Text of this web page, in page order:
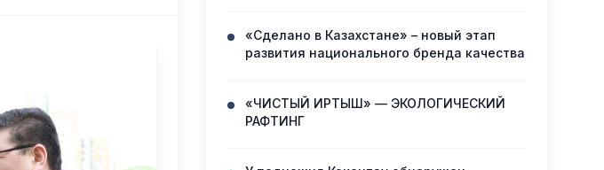
«Сделано в Казахстане» – новый этап
развития национального бренда качества
«ЧИСТЫЙ ИРТЫШ» — ЭКОЛОГИЧЕСКИЙ
РАФТИНГ